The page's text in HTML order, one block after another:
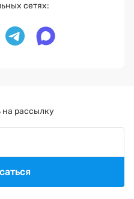
сетях:
рассылку